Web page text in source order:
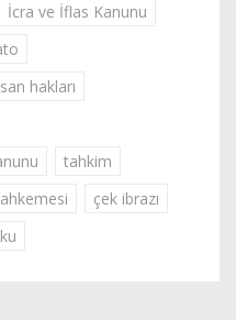
İcra ve İflas Kanunu
hakları
tahkim
çek ibrazı